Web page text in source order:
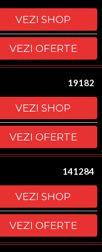
VEZI SHOP
VEZI OFERTE
19182
VEZI SHOP
VEZI OFERTE
141284
VEZI SHOP
VEZI OFERTE